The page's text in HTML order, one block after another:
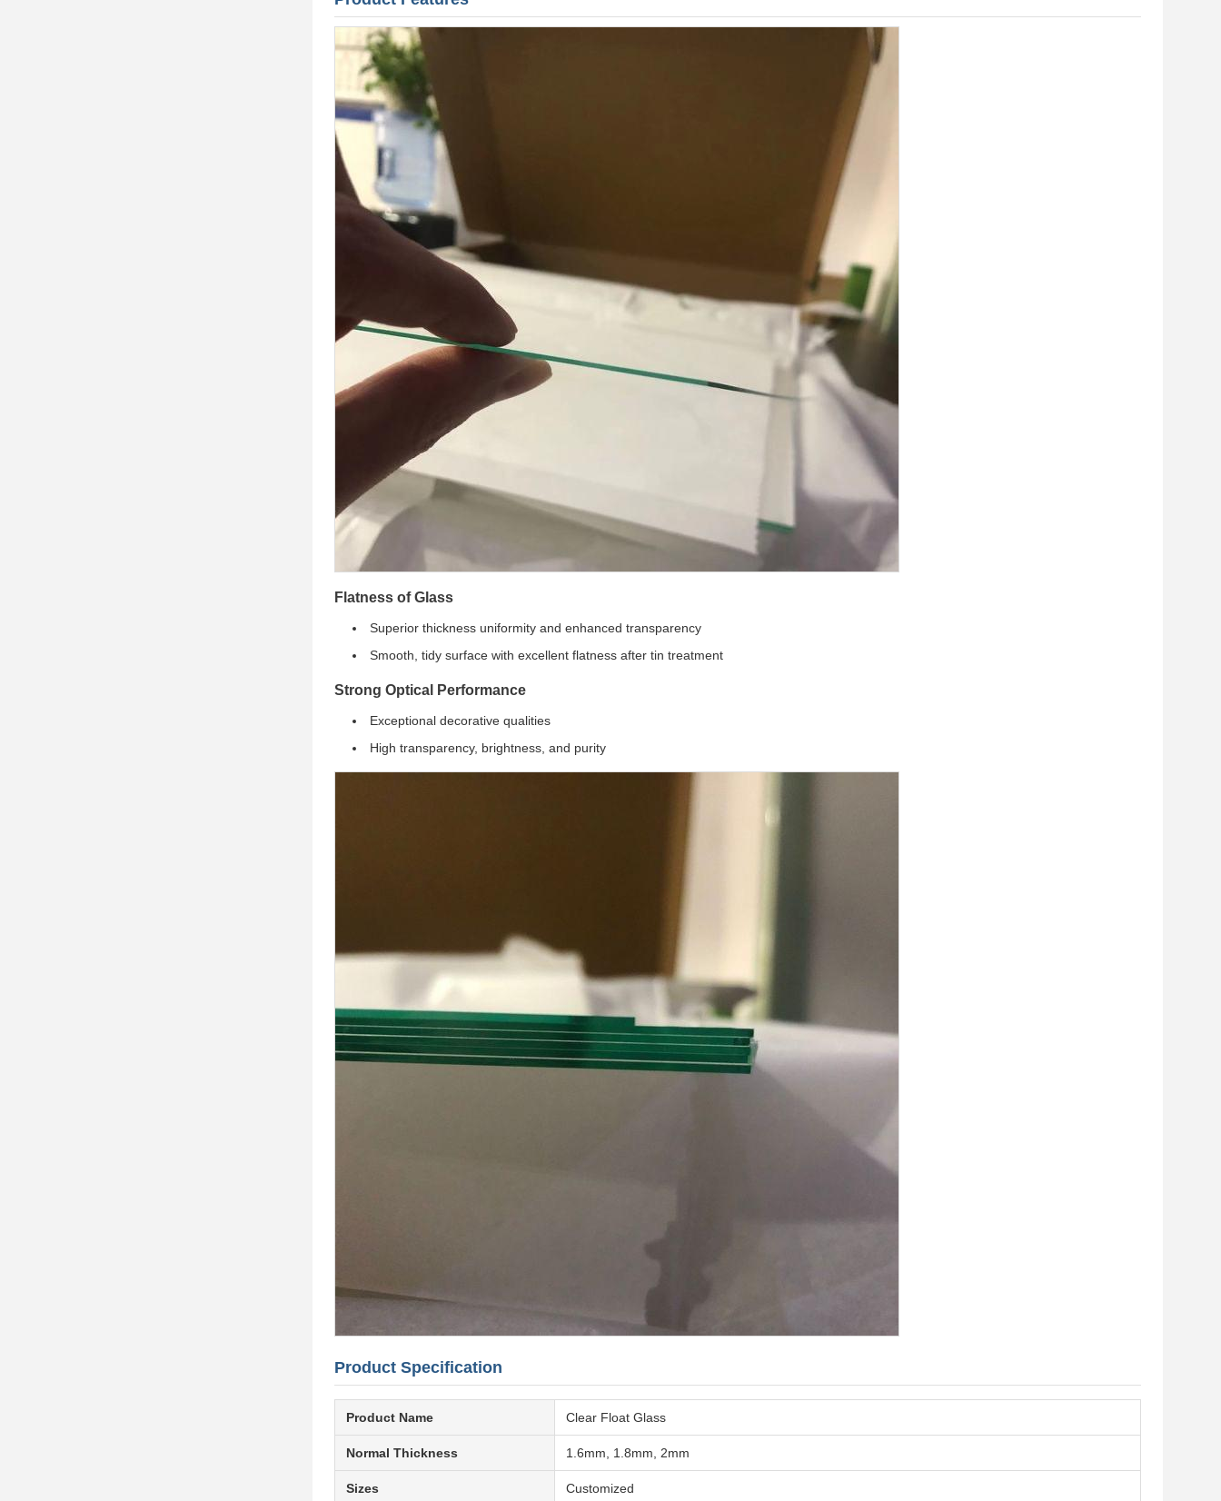
Flatness of Glass
Superior thickness uniformity and enhanced transparency
Smooth, tidy surface with excellent flatness after tin treatment
Strong Optical Performance
Exceptional decorative qualities
High transparency, brightness, and purity
Product Specification
Product Name Clear Float Glass
Normal Thickness 1.6mm, 1.8mm, 2mm
Sizes Customized